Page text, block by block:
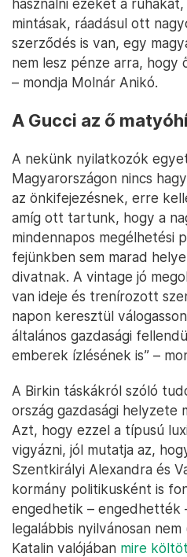
használni ezeket a
mintásak, ráadásul ott
szerződés is van, egy
nem lesz pénze arra, hogy
– mondja Molnár Anikó.
A Gucci az ő
A nekünk nyilatkozók
Magyarországon nincs
az önkifejezésnek, erre
amíg ott tartunk, hogy a
mindennapos megélhetési
fejünkben sem marad
divatnak. A vintage jó
van ideje és trenírozott
napon keresztül
általános gazdasági
emberek ízlésének is” –
A Birkin táskákról szóló
ország gazdasági helyzete
Azt, hogy ezzel a típusú
vigyázni, jól mutatja az,
Szentkirályi Alexandra és
kormány politikusként is
engedhetik – engedhették
legalábbis nyilvánosan
Katalin valójában mire